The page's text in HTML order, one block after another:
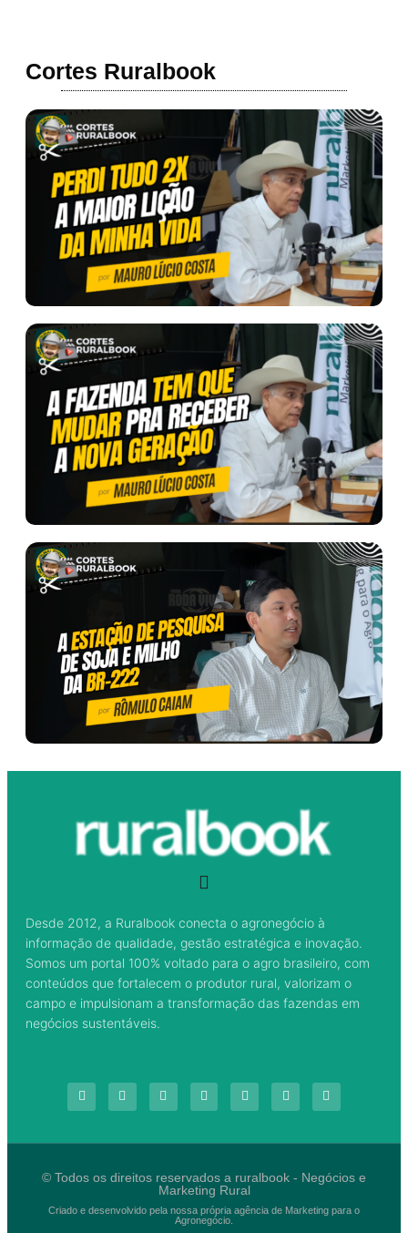
Cortes Ruralbook
Desde 2012, a Ruralbook conecta o agronegócio à
informação de qualidade, gestão estratégica e inovação.
Somos um portal 100% voltado para o agro brasileiro, com
conteúdos que fortalecem o produtor rural, valorizam o
campo e impulsionam a transformação das fazendas em
negócios sustentáveis.
© Todos os direitos reservados a ruralbook - Negócios e
Marketing Rural
Criado e desenvolvido pela nossa própria agência de Marketing para o
Agronegócio.